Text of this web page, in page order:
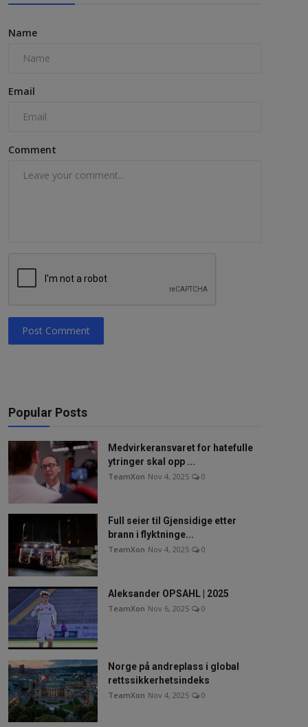
Name
Email
Comment
Post Comment
Popular Posts
Medvirkeransvaret for hatefulle
ytringer skal opp ...
TeamXon Nov 4, 2025 0
Full seier til Gjensidige etter
brann i flyktninge...
TeamXon Nov 4, 2025 0
Aleksander OPSAHL | 2025
TeamXon Nov 6, 2025 0
Norge på andreplass i global
rettssikkerhetsindeks
TeamXon Nov 4, 2025 0